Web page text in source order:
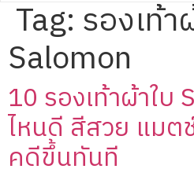
Tag: รองเท้า
Salomon
10 รองเท้าผ้าใบ
ไหนดี สีสวย แมต
คดีขึ้นทันที